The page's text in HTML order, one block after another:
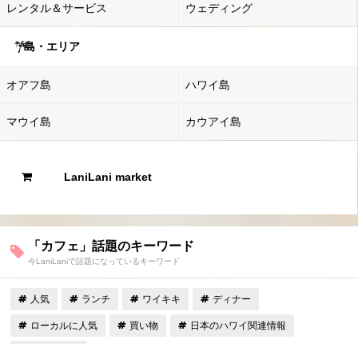
レンタル＆サービス ウェディング
島・エリア
オアフ島 ハワイ島
マウイ島 カウアイ島
LaniLani market
「カフェ」話題のキーワード
今LaniLaniで話題になっているキーワード
人気 ランチ ワイキキ ディナー
ローカルに人気 買い物 日本のハワイ関連情報